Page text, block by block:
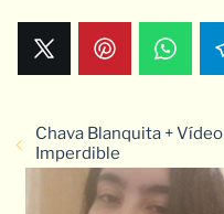
Chava Blanquita + Vídeo
Imperdible